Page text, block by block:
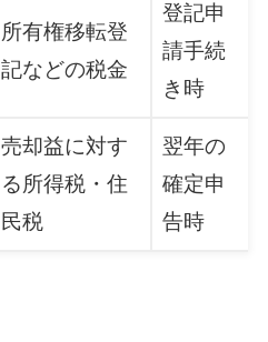
所有権移転登
記などの税金
登記申
請手続
き時
売却益に対す
る所得税・住
民税
翌年の
確定申
告時